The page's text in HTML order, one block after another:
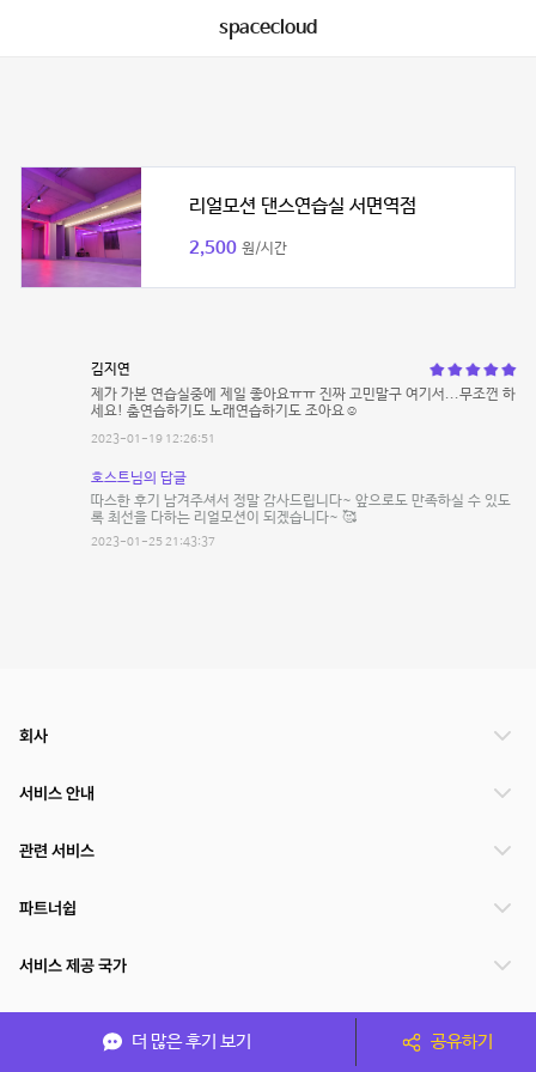
spacecloud
리얼모션 댄스연습실 서면역점
2,500 원/시간
김지연
제가 가본 연습실중에 제일 좋아요ㅠㅠ 진짜 고민말구 여기서...무조껀 하
세요! 춤연습하기도 노래연습하기도 조아요☺
2023-01-19 12:26:51
호스트님의 답글
따스한 후기 남겨주셔서 정말 감사드립니다~ 앞으로도 만족하실 수 있도
록 최선을 다하는 리얼모션이 되겠습니다~ 🥰
2023-01-25 21:43:37
더 많은 후기 보기 공유하기
회사
서비스 안내
관련 서비스
파트너쉽
서비스 제공 국가
(주)NSPACE 사업자정보